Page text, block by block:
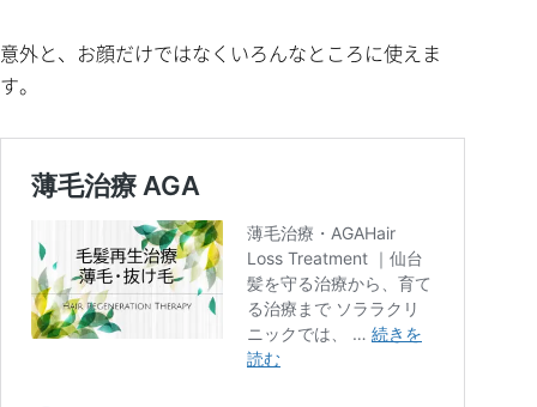
意外と、お顔だけではなくいろんなところに使えま
す。